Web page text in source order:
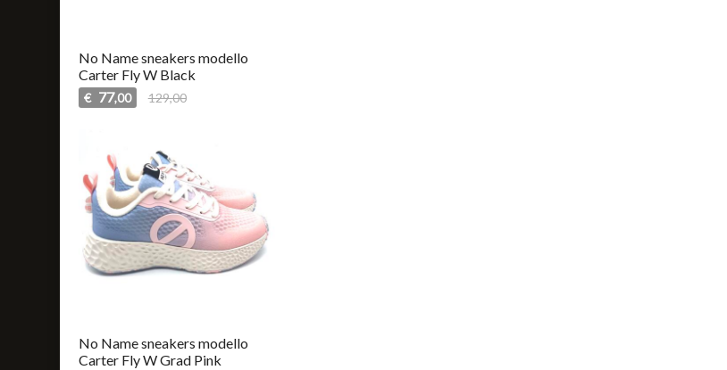
No Name sneakers modello
Carter Fly W Black
€ 77,00 129,00
No Name sneakers modello
Carter Fly W Grad Pink